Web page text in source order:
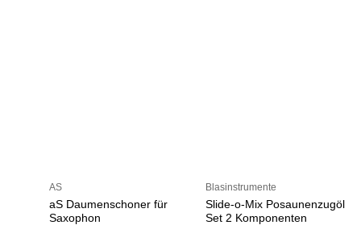
AS
aS Daumenschoner für
Saxophon
Blasinstrumente
Slide-o-Mix Posaunenzugöl
Set 2 Komponenten